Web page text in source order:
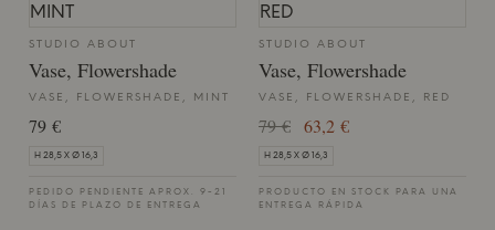
STUDIO ABOUT
Vase, Flowershade
VASE, FLOWERSHADE, MINT
79 €
H 28,5 X Ø 16,3
PEDIDO PENDIENTE APROX. 9-21
DÍAS DE PLAZO DE ENTREGA
STUDIO ABOUT
Vase, Flowershade
VASE, FLOWERSHADE, RED
79 € 63,2 €
H 28,5 X Ø 16,3
PRODUCTO EN STOCK PARA UNA
ENTREGA RÁPIDA